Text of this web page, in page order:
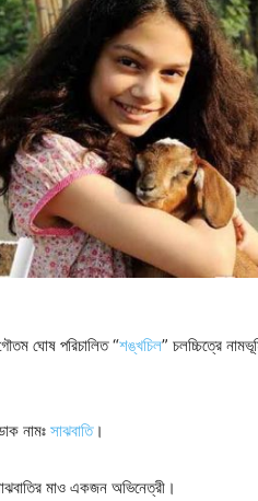
গৌতম ঘোষ পরিচালিত “শঙ্খচিল” চলচ্চিত্রে
নামঃ সাঝবাতি।
মাও একজন অভিনেত্রী।